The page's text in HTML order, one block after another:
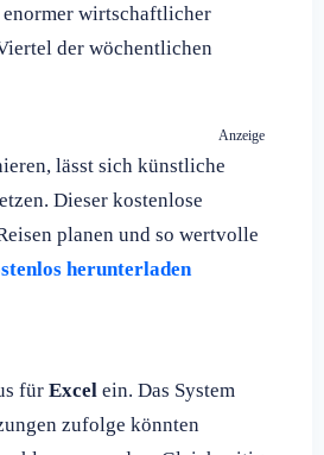
wirtschaftlicher
der wöchentlichen
Anzeige
lässt sich künstliche
Dieser kostenlose
planen und so wertvolle
herunterladen
für Excel ein. Das System
zufolge könnten